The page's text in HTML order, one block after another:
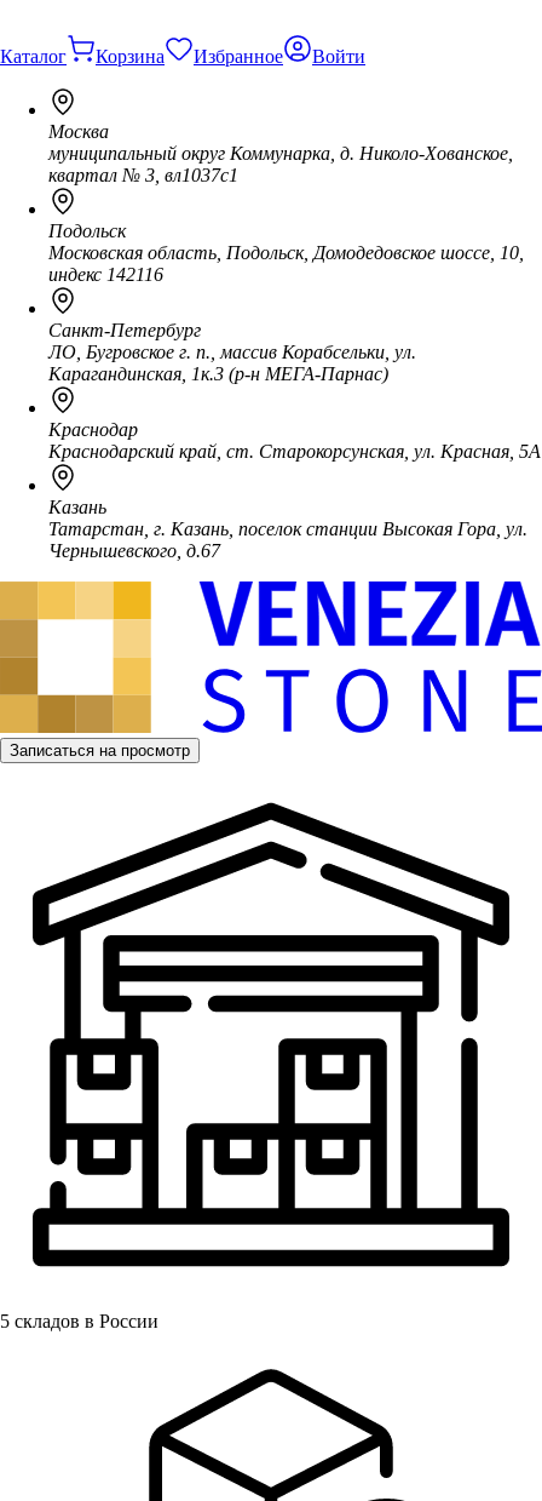
Каталог Корзина Избранное Войти
Москва
муниципальный округ Коммунарка, д. Николо-Хованское,
квартал № 3, вл1037с1
Подольск
Московская область, Подольск, Домодедовское шоссе, 10,
индекс 142116
Санкт-Петербург
ЛО, Бугровское г. п., массив Корабсельки, ул.
Карагандинская, 1к.3 (р-н МЕГА-Парнас)
Краснодар
Краснодарский край, ст. Старокорсунская, ул. Красная, 5А
Казань
Татарстан, г. Казань, поселок станции Высокая Гора, ул.
Чернышевского, д.67
Записаться на просмотр
5 складов в России